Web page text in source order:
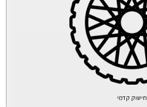
חישוק קדמי